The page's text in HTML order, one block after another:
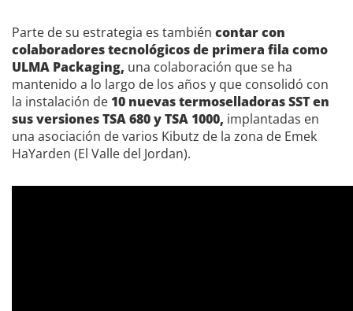
Parte de su estrategia es también contar con
colaboradores tecnológicos de primera fila como
ULMA Packaging, una colaboración que se ha
mantenido a lo largo de los años y que consolidó con
la instalación de 10 nuevas termoselladoras SST en
sus versiones TSA 680 y TSA 1000, implantadas en
una asociación de varios Kibutz de la zona de Emek
HaYarden (El Valle del Jordan).